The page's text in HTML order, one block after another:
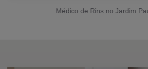
Médico de Rins no Jardim